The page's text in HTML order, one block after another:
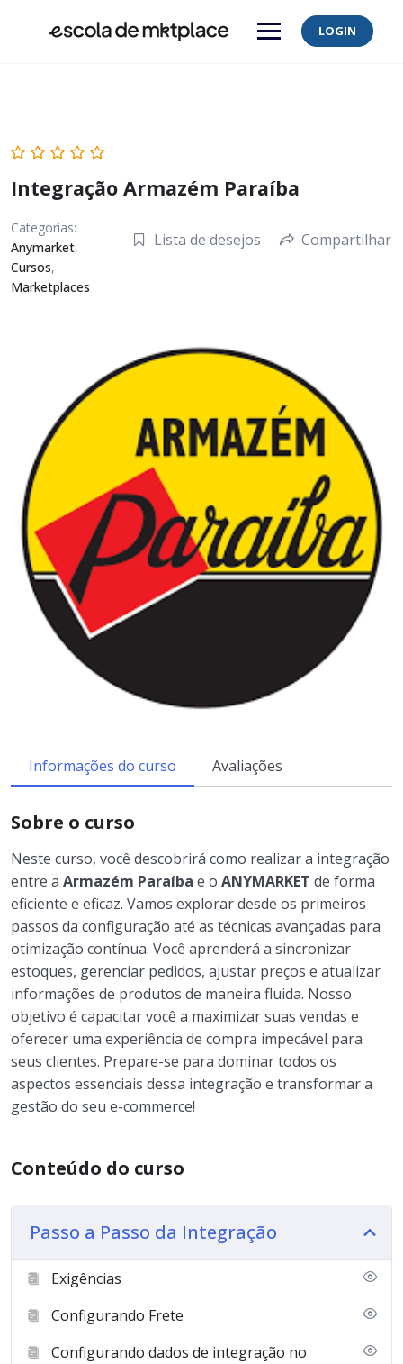
LOGIN
Integração Armazém Paraíba
Categorias:
Anymarket,
Cursos,
Marketplaces
Lista de desejos Compartilhar
Informações do curso Avaliações
Sobre o curso
Neste curso, você descobrirá como realizar a integração
entre a Armazém Paraíba e o ANYMARKET de forma
eficiente e eficaz. Vamos explorar desde os primeiros
passos da configuração até as técnicas avançadas para
otimização contínua. Você aprenderá a sincronizar
estoques, gerenciar pedidos, ajustar preços e atualizar
informações de produtos de maneira fluida. Nosso
objetivo é capacitar você a maximizar suas vendas e
oferecer uma experiência de compra impecável para
seus clientes. Prepare-se para dominar todos os
aspectos essenciais dessa integração e transformar a
gestão do seu e-commerce!
Conteúdo do curso
Passo a Passo da Integração
Exigências
Configurando Frete
Configurando dados de integração no